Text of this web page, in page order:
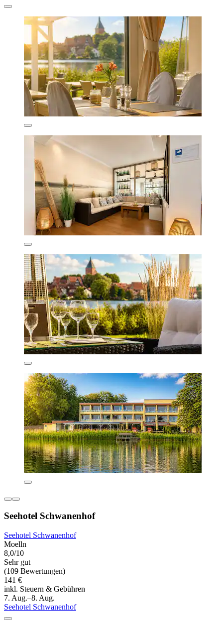
Seehotel Schwanenhof
Seehotel Schwanenhof
Moelln
8,0/10
Sehr gut
(109 Bewertungen)
141 €
inkl. Steuern & Gebühren
7. Aug.–8. Aug.
Seehotel Schwanenhof